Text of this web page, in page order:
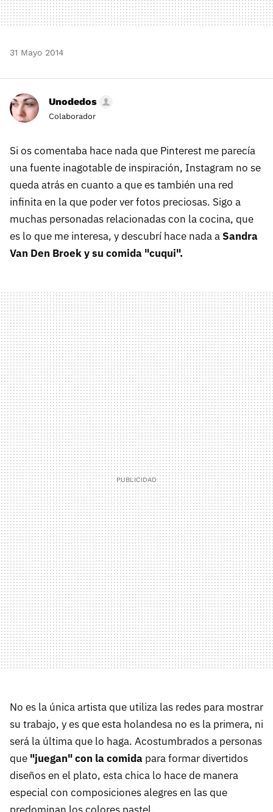
31 Mayo 2014
Unodedos
Colaborador
Si os comentaba hace nada que Pinterest me parecía
una fuente inagotable de inspiración, Instagram no se
queda atrás en cuanto a que es también una red
infinita en la que poder ver fotos preciosas. Sigo a
muchas personadas relacionadas con la cocina, que
es lo que me interesa, y descubrí hace nada a Sandra
Van Den Broek y su comida "cuqui".
No es la única artista que utiliza las redes para mostrar
su trabajo, y es que esta holandesa no es la primera, ni
será la última que lo haga. Acostumbrados a personas
que "juegan" con la comida para formar divertidos
diseños en el plato, esta chica lo hace de manera
especial con composiciones alegres en las que